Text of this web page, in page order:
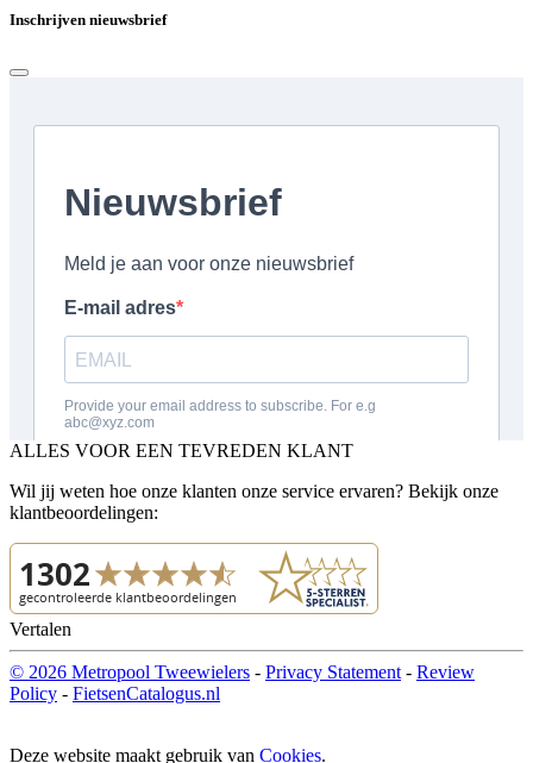
Inschrijven nieuwsbrief
ALLES VOOR EEN TEVREDEN KLANT
Wil jij weten hoe onze klanten onze service ervaren? Bekijk onze
klantbeoordelingen:
Vertalen
© 2026 Metropool Tweewielers - Privacy Statement - Review
Policy - FietsenCatalogus.nl
Deze website maakt gebruik van Cookies.